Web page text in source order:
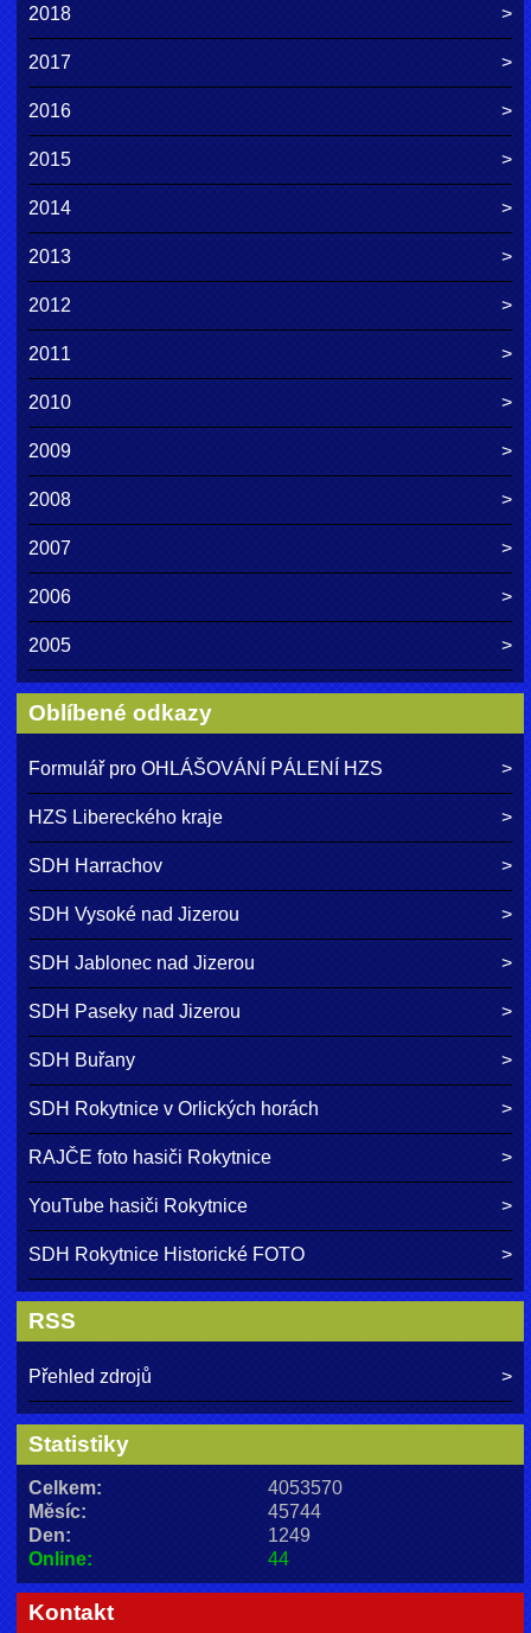
2018
2017
2016
2015
2014
2013
2012
2011
2010
2009
2008
2007
2006
2005
Oblíbené odkazy
Formulář pro OHLÁŠOVÁNÍ PÁLENÍ HZS
HZS Libereckého kraje
SDH Harrachov
SDH Vysoké nad Jizerou
SDH Jablonec nad Jizerou
SDH Paseky nad Jizerou
SDH Buřany
SDH Rokytnice v Orlických horách
RAJČE foto hasiči Rokytnice
YouTube hasiči Rokytnice
SDH Rokytnice Historické FOTO
RSS
Přehled zdrojů
Statistiky
Online: 44
Celkem:
4053570
Měsíc:
45744
Den:
1249
Kontakt